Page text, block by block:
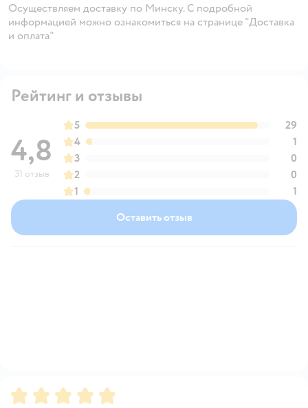
Осуществляем доставку по Минску. С подробной
информацией можно ознакомиться на странице "Доставка
и оплата"
Рейтинг и отзывы
4,8
31 отзыв
5
29
4
1
3
0
2
0
1
1
Оставить отзыв
Рейтинг:5